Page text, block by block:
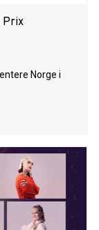
Prix
Norge i